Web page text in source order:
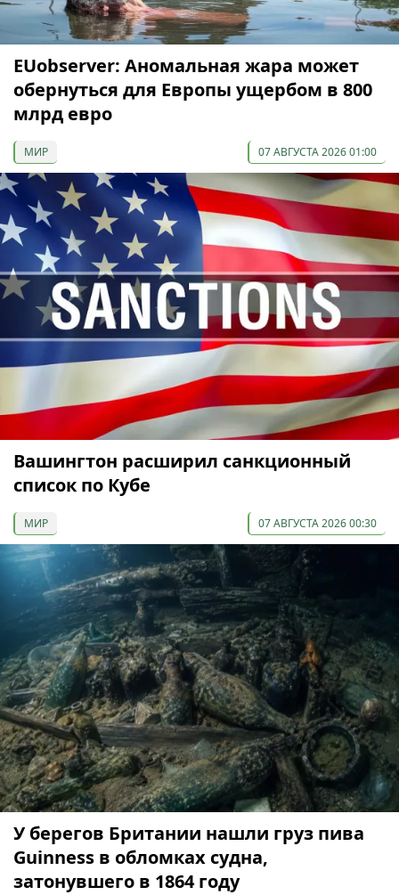
EUobserver: Аномальная жара может
обернуться для Европы ущербом в 800
млрд евро
МИР 07 АВГУСТА 2026 01:00
Вашингтон расширил санкционный
список по Кубе
МИР 07 АВГУСТА 2026 00:30
У берегов Британии нашли груз пива
Guinness в обломках судна,
затонувшего в 1864 году